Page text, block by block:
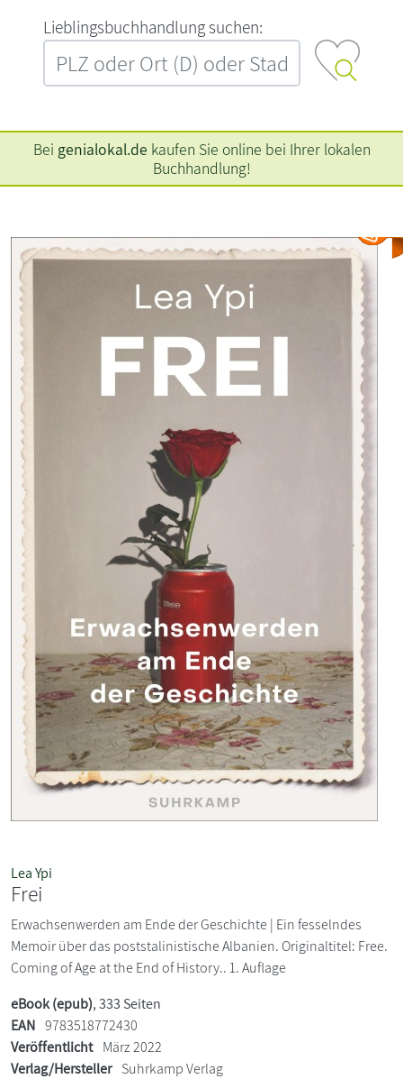
L‍i‍e‍b‍l‍i‍n‍g‍s‍b‍u‍c‍h‍h‍a‍n‍d‍l‍u‍n‍g‍ ‍s‍u‍c‍h‍e‍n‍:‍
Bei genialokal.de kaufen Sie online bei Ihrer lokalen
Buchhandlung!
Lea Ypi
Frei
Erwachsenwerden am Ende der Geschichte | Ein fesselndes
Memoir über das poststalinistische Albanien. Originaltitel: Free.
Coming of Age at the End of History.. 1. Auflage
eBook (epub), 333 Seiten
EAN 9783518772430
Veröffentlicht März 2022
Verlag/Hersteller Suhrkamp Verlag